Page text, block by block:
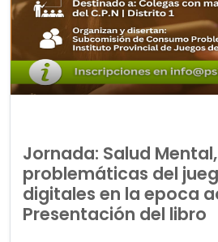
Jornada: Salud Mental,
problemáticas del
digitales en la epoca
Presentación del libro